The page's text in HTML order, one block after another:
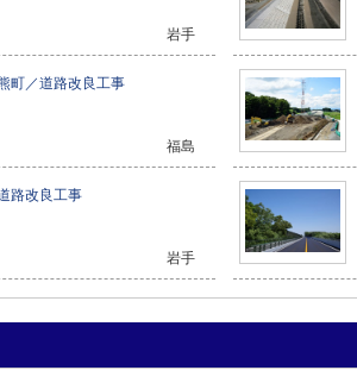
岩手
町／道路改良工事
福島
路改良工事
岩手